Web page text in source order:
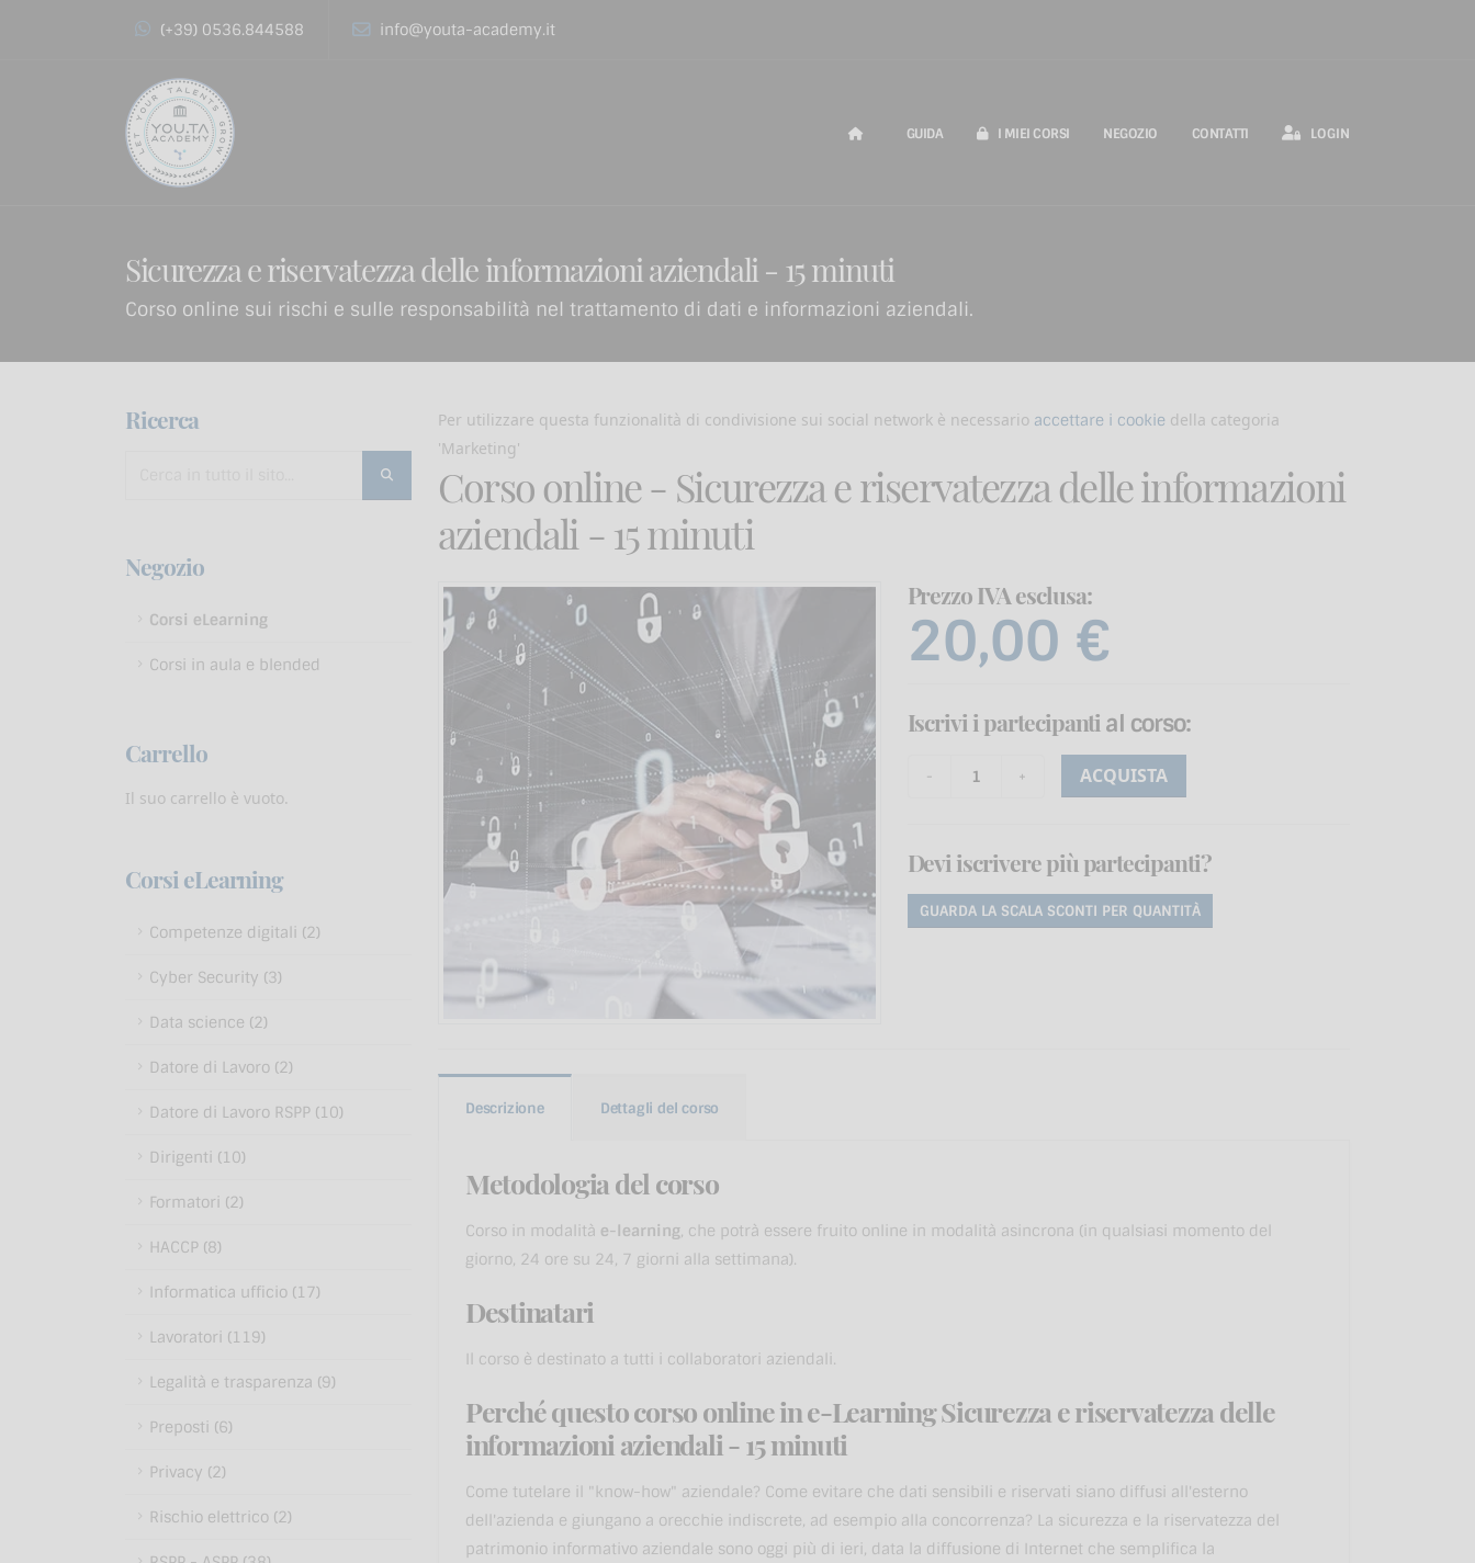
(+39) 0536.844588 info@youta-academy.it
GUIDA I MIEI CORSI NEGOZIO CONTATTI LOGIN
Sicurezza e riservatezza delle informazioni aziendali - 15 minuti
Corso online sui rischi e sulle responsabilità nel trattamento di dati e informazioni aziendali.
Per utilizzare questa funzionalità di condivisione sui social network è necessario accettare i cookie della categoria
'Marketing'
Corso online - Sicurezza e riservatezza delle informazioni
aziendali - 15 minuti
Prezzo IVA esclusa:
20,00 €
Iscrivi i partecipanti al corso:
ACQUISTA
Devi iscrivere più partecipanti?
GUARDA LA SCALA SCONTI PER QUANTITÀ
Descrizione Dettagli del corso
Metodologia del corso
Corso in modalità e-learning , che potrà essere fruito online in modalità asincrona (in qualsiasi momento del
giorno, 24 ore su 24, 7 giorni alla settimana).
Destinatari
Il corso è destinato a tutti i collaboratori aziendali.
Perché questo corso online in e-Learning Sicurezza e riservatezza delle
informazioni aziendali - 15 minuti
Come tutelare il "know-how" aziendale? Come evitare che dati sensibili e riservati siano diffusi all'esterno
dell'azienda e giungano a orecchie indiscrete, ad esempio alla concorrenza? La sicurezza e la riservatezza del
patrimonio informativo aziendale sono oggi più di ieri, data la diffusione di Internet che semplifica la
Ricerca
Negozio
Corsi eLearning
Corsi in aula e blended
Carrello
Il suo carrello è vuoto.
Corsi eLearning
Competenze digitali (2)
Cyber Security (3)
Data science (2)
Datore di Lavoro (2)
Datore di Lavoro RSPP (10)
Dirigenti (10)
Formatori (2)
HACCP (8)
Informatica ufficio (17)
Lavoratori (119)
Legalità e trasparenza (9)
Preposti (6)
Privacy (2)
Rischio elettrico (2)